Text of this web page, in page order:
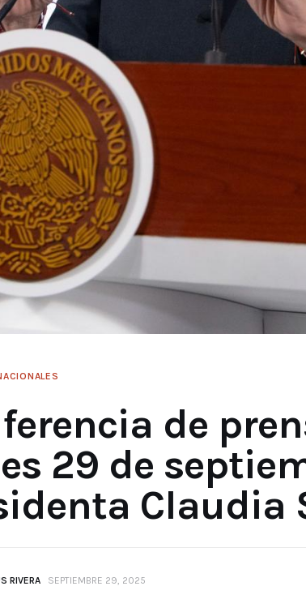
de
29 de
Claudia
RIVERA SEPTIEMBRE 29, 2025